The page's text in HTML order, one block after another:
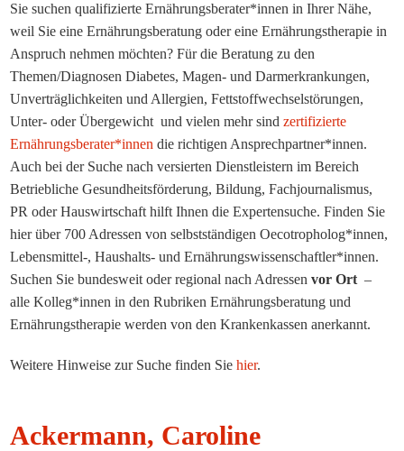
Sie suchen qualifizierte Ernährungsberater*innen in Ihrer Nähe,
weil Sie eine Ernährungsberatung oder eine Ernährungstherapie in
Anspruch nehmen möchten? Für die Beratung zu den
Themen/Diagnosen Diabetes, Magen- und Darmerkrankungen,
Unverträglichkeiten und Allergien, Fettstoffwechselstörungen,
Unter- oder Übergewicht und vielen mehr sindzertifizierte
Ernährungsberater*innen die richtigen Ansprechpartner*innen.
Auch bei der Suche nach versierten Dienstleistern im Bereich
Betriebliche Gesundheitsförderung, Bildung, Fachjournalismus,
PR oder Hauswirtschaft hilft Ihnen die Expertensuche. Finden Sie
hier über 700 Adressen von selbstständigen Oecotropholog*innen,
Lebensmittel-, Haushalts- und Ernährungswissenschaftler*innen.
Suchen Sie bundesweit oder regional nach Adressenvor Ort –
alle Kolleg*innen in den Rubriken Ernährungsberatung und
Ernährungstherapie werden von den Krankenkassen anerkannt.
Weitere Hinweise zur Suche finden Siehier.
Ackermann, Caroline